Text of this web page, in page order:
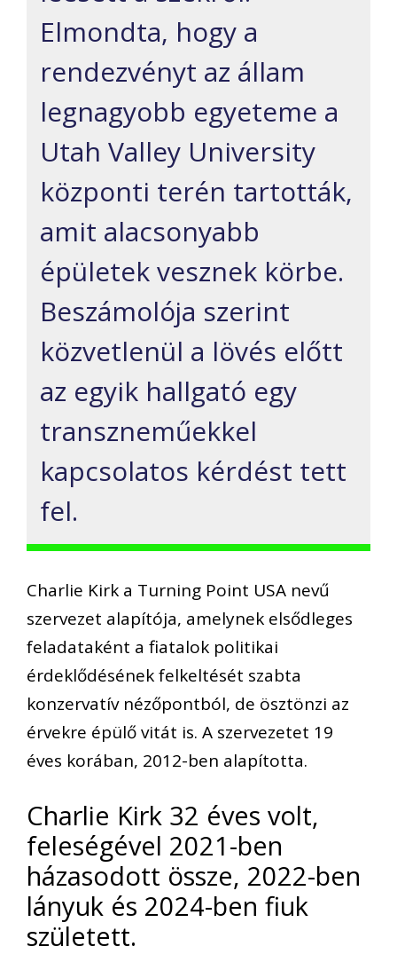
Elmondta, hogy a
rendezvényt az állam
legnagyobb egyeteme a
Utah Valley University
központi terén tartották,
amit alacsonyabb
épületek vesznek körbe.
Beszámolója szerint
közvetlenül a lövés előtt
az egyik hallgató egy
transzneműekkel
kapcsolatos kérdést tett
fel.
Charlie Kirk a Turning Point USA nevű
szervezet alapítója, amelynek elsődleges
feladataként a fiatalok politikai
érdeklődésének felkeltését szabta
konzervatív nézőpontból, de ösztönzi az
érvekre épülő vitát is. A szervezetet 19
éves korában, 2012-ben alapította.
Charlie Kirk 32 éves volt,
feleségével 2021-ben
házasodott össze, 2022-ben
lányuk és 2024-ben fiuk
született.